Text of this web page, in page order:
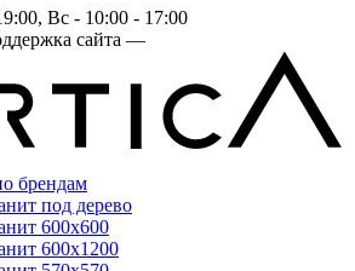
Вс - 10:00 - 17:00
сайта —
брендам
под дерево
600x600
600x1200